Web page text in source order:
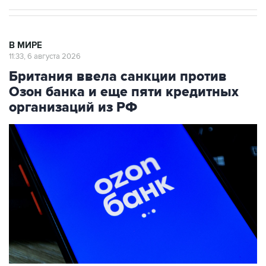
В МИРЕ
11:33, 6 августа 2026
Британия ввела санкции против
Озон банка и еще пяти кредитных
организаций из РФ